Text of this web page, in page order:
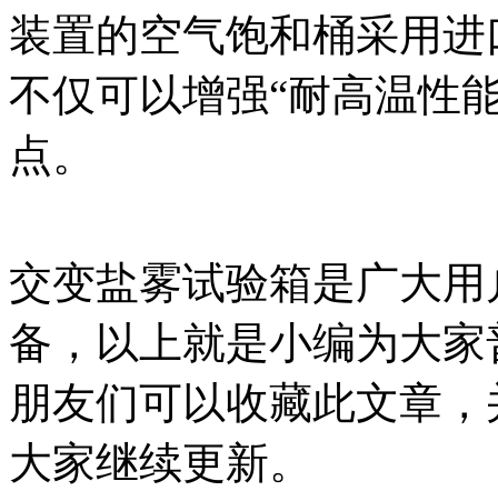
装置的空气饱和桶采用
不仅可以增强“耐高温性
点。
交变盐雾试验箱是广大
备，以上就是小编为大
朋友们可以收藏此文章
大家继续更新。